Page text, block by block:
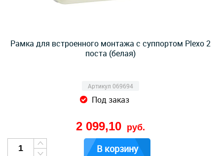
Рамка для встроенного монтажа с суппортом Plexo 2
поста (белая)
Артикул 069694
Под заказ
2 099,10 руб.
В корзину